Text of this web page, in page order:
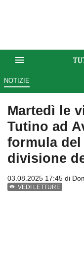
NOTIZIE
Martedì le
Tutino ad
formula
divisione
03.08.2025 17:45 di
VEDI LETTURE